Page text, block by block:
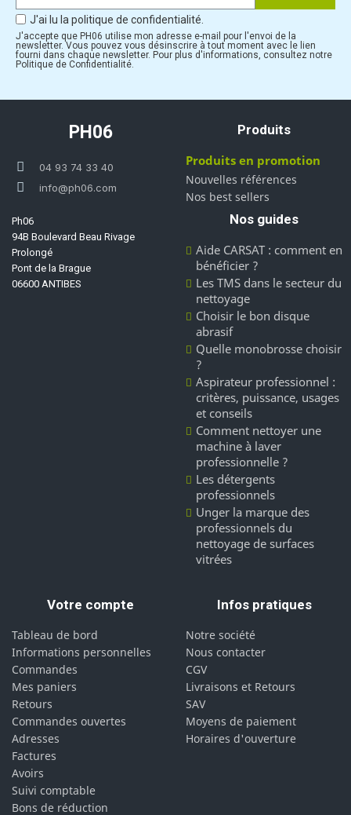
J'ai lu la politique de confidentialité.
J'accepte que PH06 utilise mon adresse e-mail pour l'envoi de la
newsletter. Vous pouvez vous désinscrire à tout moment avec le lien
fourni dans chaque newsletter. Pour plus d'informations, consultez notre
Politique de Confidentialité.
PH06
04 93 74 33 40
info@ph06.com
Ph06
94B Boulevard Beau Rivage
Prolongé
Pont de la Brague
06600 ANTIBES
Produits
Produits en promotion
Nouvelles références
Nos best sellers
Nos guides
Aide CARSAT : comment en
bénéficier ?
Les TMS dans le secteur du
nettoyage
Choisir le bon disque
abrasif
Quelle monobrosse choisir
?
Aspirateur professionnel :
critères, puissance, usages
et conseils
Comment nettoyer une
machine à laver
professionnelle ?
Les détergents
professionnels
Unger la marque des
professionnels du
nettoyage de surfaces
vitrées
Votre compte
Tableau de bord
Informations personnelles
Commandes
Mes paniers
Retours
Commandes ouvertes
Adresses
Factures
Avoirs
Suivi comptable
Bons de réduction
Infos pratiques
Notre société
Nous contacter
CGV
Livraisons et Retours
SAV
Moyens de paiement
Horaires d'ouverture